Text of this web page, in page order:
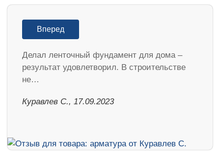
Вперед
Делал ленточный фундамент для дома –
результат удовлетворил. В строительстве
не…
Куравлев С., 17.09.2023